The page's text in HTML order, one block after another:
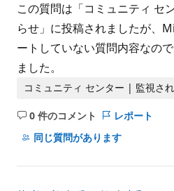
この質問は「コミュニティ セ
らせ」に投稿されましたが、
ートしていない質問内容なの
ました。
コミュニティ センター | 監視さ
0 件のコメント
コ
メ
ト
レポート
同じ質問があります